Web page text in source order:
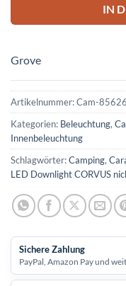
IN
Grove
Artikelnummer:Cam-85626
Kategorien: Beleuchtung,
Innenbeleuchtung
Schlagwörter:Camping,
LED Downlight CORVUS
Sichere Zahlung
PayPal, Amazon Pay und